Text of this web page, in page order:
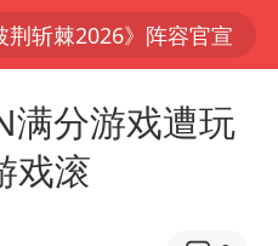
夏日经济乘热而上 消费市场向新而行
见到女儿瞬间父亲眼里有了光
玲晒与周星驰合照
满分游戏遭玩
戏滚